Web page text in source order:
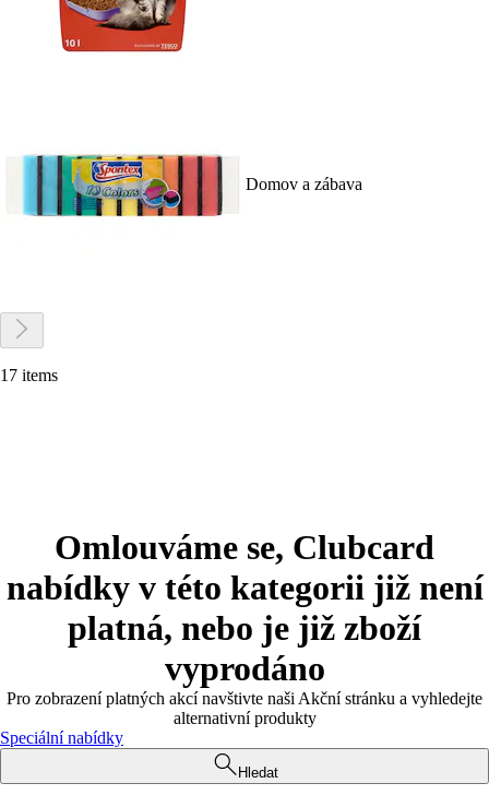
Domov a zábava
17 items
Omlouváme se, Clubcard
nabídky v této kategorii již není
platná, nebo je již zboží
vyprodáno
Pro zobrazení platných akcí navštivte naši Akční stránku a vyhledejte
alternativní produkty
Speciální nabídky
Hledat